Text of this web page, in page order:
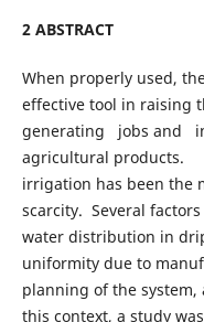
2 ABSTRACT
When properly used,
effective tool in raising
generating jobs and
agricultural products.
irrigation has been the
scarcity. Several
water distribution in
uniformity due to
planning of the
this context, a study